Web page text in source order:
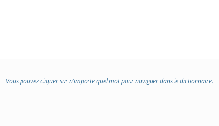
Vous pouvez cliquer sur n’importe quel mot pour naviguer dans le dictionnaire.